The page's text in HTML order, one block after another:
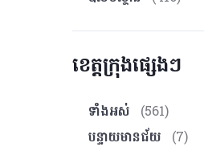
ខេត្តក្រុងផ្សេងៗ
ទាំងអស់
(561)
បន្ទាយមានជ័យ
(7)